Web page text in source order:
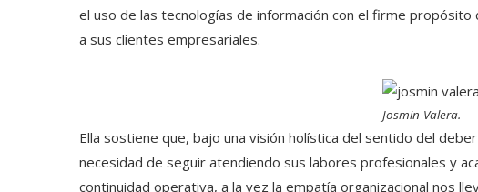
el uso de las tecnologías de información con el firme
a sus clientes empresariales.
Josmin Valera.
Ella sostiene que, bajo una visión holística del sentido del
necesidad de seguir atendiendo sus labores profesionales y
continuidad operativa, a la vez la empatía organizacional nos